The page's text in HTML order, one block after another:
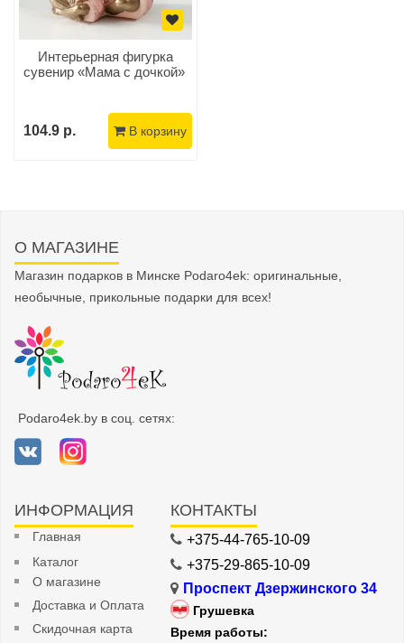
Интерьерная фигурка
сувенир «Мама с дочкой»
104.9 р. В корзину
О МАГАЗИНЕ
Магазин подарков в Минске Podaro4ek: оригинальные,
необычные, прикольные подарки для всех!
Podaro4ek.by в соц. сетях:
ИНФОРМАЦИЯ
Главная
Каталог
О магазине
Доставка и Оплата
Скидочная карта
КОНТАКТЫ
+375-44-765-10-09
+375-29-865-10-09
Проспект Дзержинского 34
Грушевка
Время работы: